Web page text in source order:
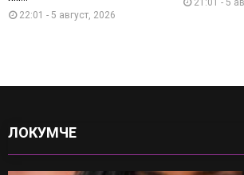
22:01 - 5 август, 2026
ЛОКУМЧЕ